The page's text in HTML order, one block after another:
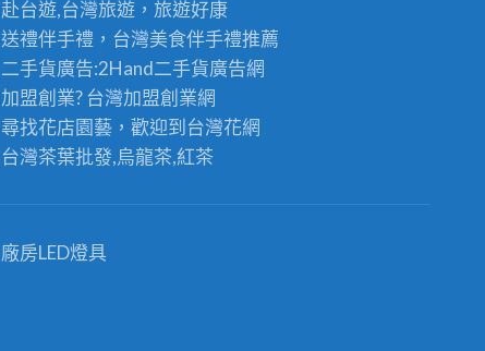
赴台遊,台灣旅遊 ，旅遊好康
送禮伴手禮，台灣美食伴手禮推薦
二手貨廣告:2Hand二手貨廣告網
加盟創業? 台灣加盟創業網
尋找花店園藝，歡迎到台灣花網
台灣茶葉批發,烏龍茶,紅茶
廠房LED燈具